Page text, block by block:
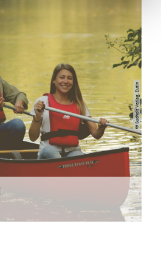
©
Sudholt Verlag, Eutin